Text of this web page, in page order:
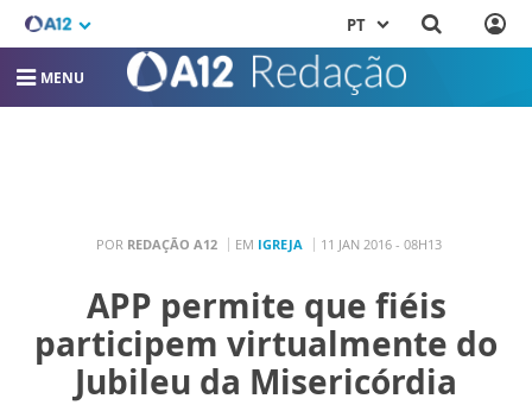
PT
MENU
POR REDAÇÃO A12 EM IGREJA 11 JAN 2016 - 08H13
APP permite que fiéis
participem virtualmente do
Jubileu da Misericórdia